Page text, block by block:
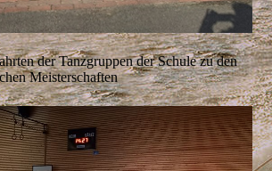
der Tanzgruppen der Schule zu den
Meisterschaften